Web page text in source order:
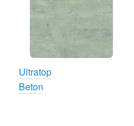
Ultratop
Beton